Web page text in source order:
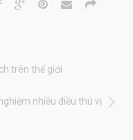
trên thế giới
nhiều điều thú vị